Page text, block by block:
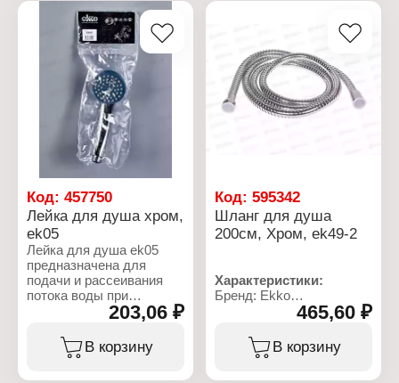
Характеристики:
Бренд: Ekko
Артикул: ek43
Тип товара: Шланг
Назначение: для душа
Длина: 150 см
Цвет: хром
Особенность: двойная
Тип крепления: на гайку
Тип товара: Шланг
Назначение: для душа
Длина: 150 см
Цвет: хром
Особенность: одинарная
Код: 457750
Лейка для душа хром,
ek05
Лейка для душа ek05
предназначена для
подачи и рассеивания
потока воды при
использовании душа.
Изготовлена из ABS-
пластика с
хромированной
203,06 ₽
В корзину
Код:595342
Шланг для душа
200см, Хром, ek49-2
Характеристики:
Бренд: Ekko
Артикул: EK49-2
Назначение: для душа
Длина: 200 см
465,60 ₽
В корзину